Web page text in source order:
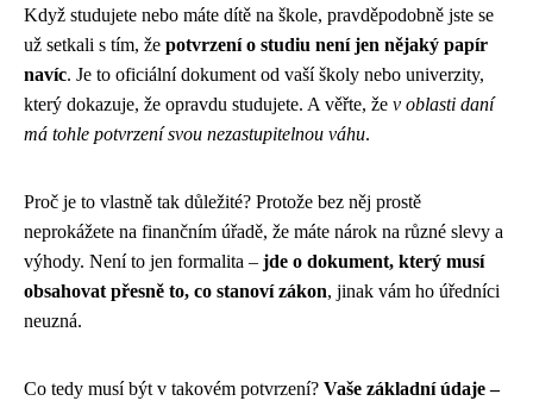
Když studujete nebo máte dítě na škole, pravděpodobně jste se
už setkali s tím, že potvrzení o studiu není jen nějaký papír
navíc. Je to oficiální dokument od vaší školy nebo univerzity,
který dokazuje, že opravdu studujete. A věřte, že v oblasti daní
má tohle potvrzení svou nezastupitelnou váhu.
Proč je to vlastně tak důležité? Protože bez něj prostě
neprokážete na finančním úřadě, že máte nárok na různé slevy a
výhody. Není to jen formalita – jde o dokument, který musí
obsahovat přesně to, co stanoví zákon, jinak vám ho úředníci
neuzná.
Co tedy musí být v takovém potvrzení? Vaše základní údaje –